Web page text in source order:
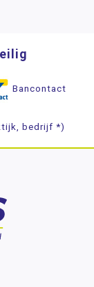
Bancontact
bedrijf *)